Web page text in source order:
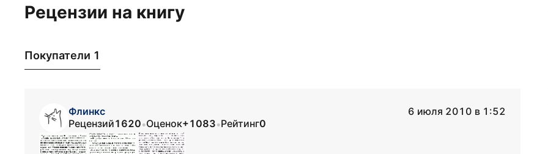
Рецензии на книгу
Покупатели 1
Флинкс
6 июля 2010 в 1:52
Рецензий1620•Оценок+1083•Рейтинг0